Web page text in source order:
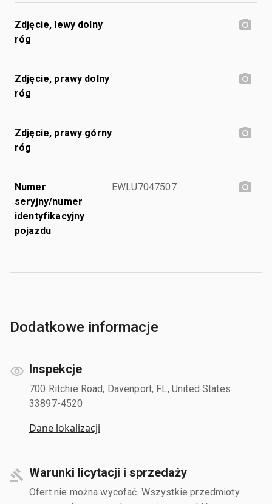
Zdjęcie, lewy dolny
róg
Zdjęcie, prawy dolny
róg
Zdjęcie, prawy górny
róg
Numer
seryjny/numer
identyfikacyjny
pojazdu
EWLU7047507
Dodatkowe informacje
Inspekcje
700 Ritchie Road, Davenport, FL, United States
33897-4520
Dane lokalizacji
Warunki licytacji i sprzedaży
Ofert nie można wycofać. Wszystkie przedmioty